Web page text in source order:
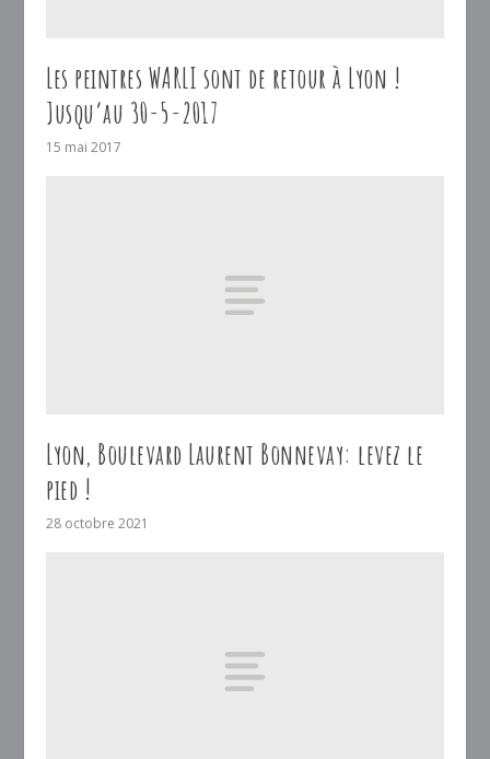
Les peintres WARLI sont de retour à Lyon !
Jusqu’au 30-5-2017
15 mai 2017
Lyon, Boulevard Laurent Bonnevay: levez le
pied !
28 octobre 2021